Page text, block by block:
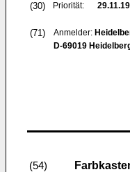
(30) Priorität:
(71) Anmelder:
D-69019
(54)